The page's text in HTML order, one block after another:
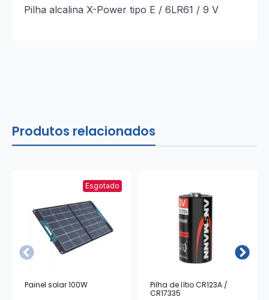
Pilha alcalina X-Power tipo E / 6LR61 / 9 V
Produtos relacionados
Esgotado
Painel solar 100W
Pilha de lítio CR123A /
CR17335